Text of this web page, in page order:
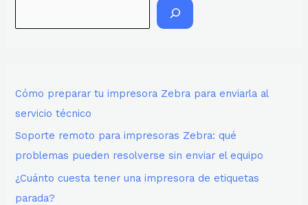
Cómo preparar tu impresora Zebra para enviarla al
servicio técnico
Soporte remoto para impresoras Zebra: qué
problemas pueden resolverse sin enviar el equipo
¿Cuánto cuesta tener una impresora de etiquetas
parada?